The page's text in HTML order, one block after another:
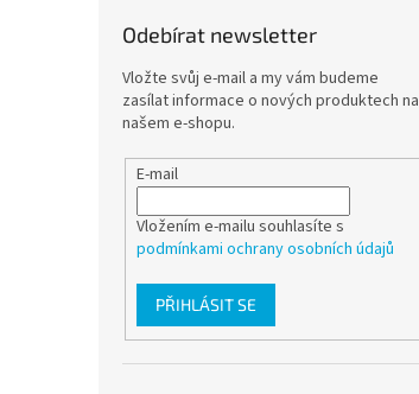
Odebírat newsletter
Vložte svůj e-mail a my vám budeme
zasílat informace o nových produktech na
našem e-shopu.
E-mail
Vložením e-mailu souhlasíte s
podmínkami ochrany osobních údajů
PŘIHLÁSIT SE